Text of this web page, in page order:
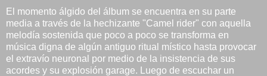
El momento álgido del álbum se encuentra en su parte
media a través de la hechizante "Camel rider" con aquella
melodía sostenida que poco a poco se transforma en
música digna de algún antiguo ritual místico hasta provocar
el extravío neuronal por medio de la insistencia de sus
acordes y su explosión garage. Luego de escuchar un